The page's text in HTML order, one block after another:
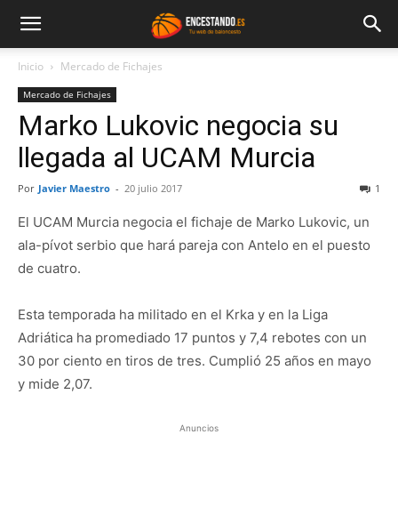
Inicio Mercado de Fichajes
Mercado de Fichajes
Marko Lukovic negocia su
llegada al UCAM Murcia
Por Javier Maestro - 20 julio 2017 1
El UCAM Murcia negocia el fichaje de Marko Lukovic, un
ala-pívot serbio que hará pareja con Antelo en el puesto
de cuatro.
Esta temporada ha militado en el Krka y en la Liga
Adriática ha promediado 17 puntos y 7,4 rebotes con un
30 por ciento en tiros de tres. Cumplió 25 años en mayo
y mide 2,07.
Anuncios